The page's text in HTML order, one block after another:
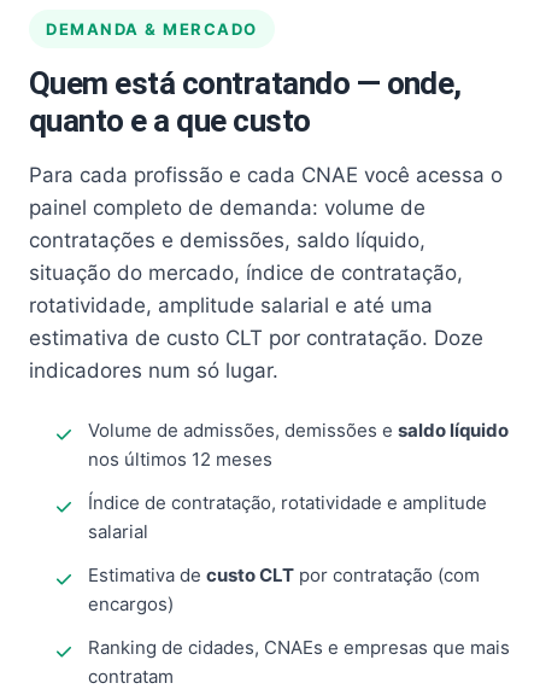
DEMANDA & MERCADO
Quem está contratando — onde,
quanto e a que custo
Para cada profissão e cada CNAE você acessa o
painel completo de demanda: volume de
contratações e demissões, saldo líquido,
situação do mercado, índice de contratação,
rotatividade, amplitude salarial e até uma
estimativa de custo CLT por contratação. Doze
indicadores num só lugar.
Volume de admissões, demissões e saldo líquido
nos últimos 12 meses
Índice de contratação, rotatividade e amplitude
salarial
Estimativa de custo CLT por contratação (com
encargos)
Ranking de cidades, CNAEs e empresas que mais
contratam